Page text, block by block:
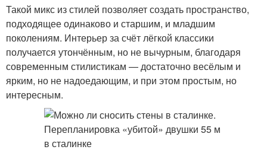
Такой микс из стилей позволяет создать пространство,
подходящее одинаково и старшим, и младшим
поколениям. Интерьер за счёт лёгкой классики
получается утончённым, но не вычурным, благодаря
современным стилистикам — достаточно весёлым и
ярким, но не надоедающим, и при этом простым, но
интересным.